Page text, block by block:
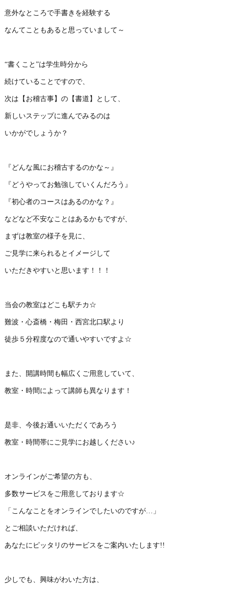
意外なところで手書きを経験する
なんてこともあると思っていまして～
“書くこと”は学生時分から
続けていることですので、
次は【お稽古事】の【書道】として、
新しいステップに進んでみるのは
いかがでしょうか？
『どんな風にお稽古するのかな～』
『どうやってお勉強していくんだろう』
『初心者のコースはあるのかな？』
などなど不安なことはあるかもですが、
まずは教室の様子を見に、
ご見学に来られるとイメージして
いただきやすいと思います！！！
当会の教室はどこも駅チカ☆
難波・心斎橋・梅田・西宮北口駅より
徒歩５分程度なので通いやすいですよ☆
また、開講時間も幅広くご用意していて、
教室・時間によって講師も異なります！
是非、今後お通いいただくであろう
教室・時間帯にご見学にお越しください♪
オンラインがご希望の方も、
多数サービスをご用意しております☆
「こんなことをオンラインでしたいのですが…」
とご相談いただければ、
あなたにピッタリのサービスをご案内いたします!!
少しでも、興味がわいた方は、